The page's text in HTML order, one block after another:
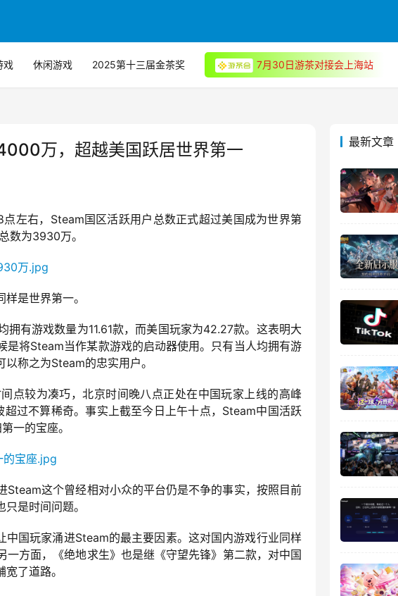
戏 休闲游戏 2025第十三届金茶奖 7月30日游茶对接会上海站
万，超越美国跃居世界第一
左右，Steam国区活跃用户总数正式超过美国成为世界第
数为3930万。
是世界第一。
有游戏数量为11.61款，而美国玩家为42.27款。这表明大
将Steam当作某款游戏的启动器使用。只有当人均拥有游
称之为Steam的忠实用户。
点较为凑巧，北京时间晚八点正处在中国玩家上线的高峰
过不算稀奇。事实上截至今日上午十点，Steam中国活跃
一的宝座。
这个曾经相对小众的平台仍是不争的事实，按照目前
是时间问题。
国玩家涌进Steam的最主要因素。这对国内游戏行业同样
方面，《绝地求生》也是继《守望先锋》第二款，对中国
了道路。
最新文章